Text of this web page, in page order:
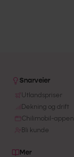
Snarveier
Utlandspriser
Dekning og drift
Chilimobil-appen
Bli kunde
Mer